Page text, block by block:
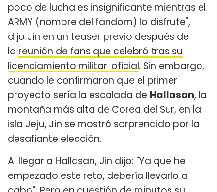
poco de lucha es insignificante mientras el
ARMY (nombre del fandom) lo disfrute",
dijo Jin en un teaser previo después de
la reunión de fans que celebró tras su
licenciamiento militar. oficial. Sin embargo,
cuando le confirmaron que el primer
proyecto sería la escalada de Hallasan, la
montaña más alta de Corea del Sur, en la
isla Jeju, Jin se mostró sorprendido por la
desafiante elección.
Al llegar a Hallasan, Jin dijo: "Ya que he
empezado este reto, debería llevarlo a